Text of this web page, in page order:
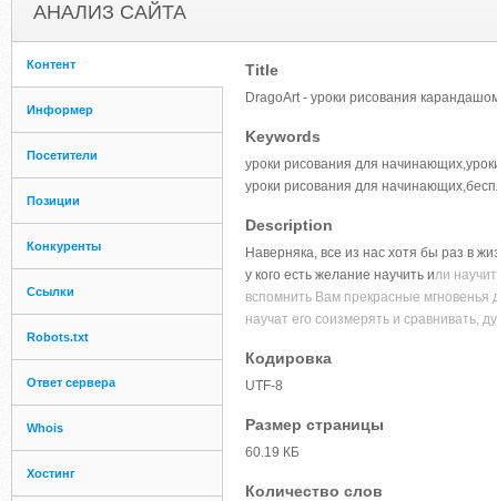
АНАЛИЗ САЙТА
Контент
Информер
Посетители
Позиции
Конкуренты
Ссылки
Robots.txt
Ответ сервера
Whois
Хостинг
Title
DragoArt - уроки рисования
Keywords
уроки рисования для
уроки рисования для
Description
Наверняка, все из нас хотя бы раз в
у кого есть желание научить или
вспомнить Вам прекрасные мгновенья
научат его соизмерять и сравнивать,
Кодировка
UTF-8
Размер страницы
60.19 КБ
Количество слов